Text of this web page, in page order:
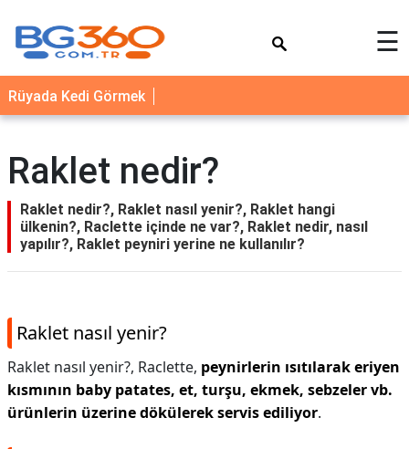
YEMEK
TARİFLERİ
NEDİR
FAYDALARI
SAĞLIK
İLETİŞİM
☰
Rüyada Kedi Görmek
Raklet nedir?
Raklet nedir?, Raklet nasıl yenir?, Raklet hangi
ülkenin?, Raclette içinde ne var?, Raklet nedir, nasıl
yapılır?, Raklet peyniri yerine ne kullanılır?
Raklet nasıl yenir?
Raklet nasıl yenir?, Raclette, peynirlerin ısıtılarak eriyen
kısmının baby patates, et, turşu, ekmek, sebzeler vb.
ürünlerin üzerine dökülerek servis ediliyor.